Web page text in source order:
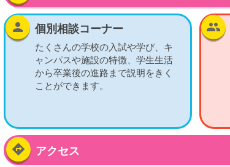
person 個別相談コーナー
たくさんの学校の入試や学び、キ
ャンパスや施設の特徴、学生生活
から卒業後の進路まで説明をきく
ことができます。
group
directions アクセス